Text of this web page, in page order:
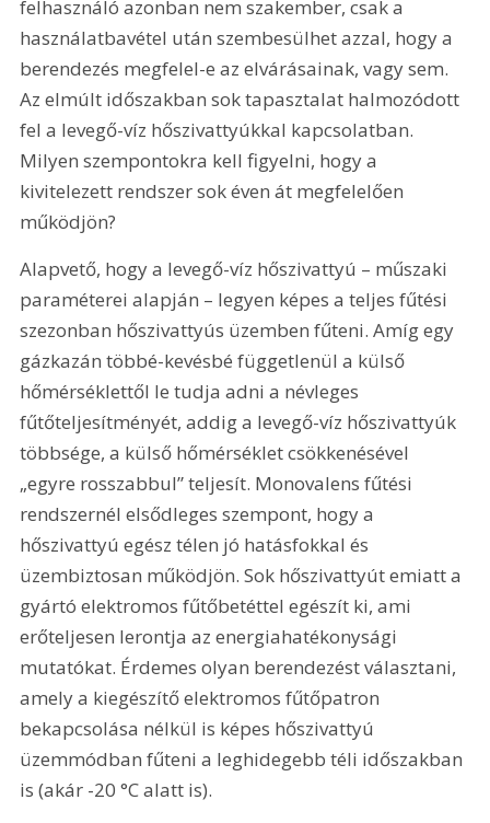
felhasználó azonban nem szakember, csak a
használatbavétel után szembesülhet azzal, hogy a
berendezés megfelel-e az elvárásainak, vagy sem.
Az elmúlt időszakban sok tapasztalat halmozódott
fel a levegő-víz hőszivattyúkkal kapcsolatban.
Milyen szempontokra kell figyelni, hogy a
kivitelezett rendszer sok éven át megfelelően
működjön?
Alapvető, hogy a levegő-víz hőszivattyú – műszaki
paraméterei alapján – legyen képes a teljes fűtési
szezonban hőszivattyús üzemben fűteni. Amíg egy
gázkazán többé-kevésbé függetlenül a külső
hőmérséklettől le tudja adni a névleges
fűtőteljesítményét, addig a levegő-víz hőszivattyúk
többsége, a külső hőmérséklet csökkenésével
„egyre rosszabbul” teljesít. Monovalens fűtési
rendszernél elsődleges szempont, hogy a
hőszivattyú egész télen jó hatásfokkal és
üzembiztosan működjön. Sok hőszivattyút emiatt a
gyártó elektromos fűtőbetéttel egészít ki, ami
erőteljesen lerontja az energiahatékonysági
mutatókat. Érdemes olyan berendezést választani,
amely a kiegészítő elektromos fűtőpatron
bekapcsolása nélkül is képes hőszivattyú
üzemmódban fűteni a leghidegebb téli időszakban
is (akár -20 °C alatt is).